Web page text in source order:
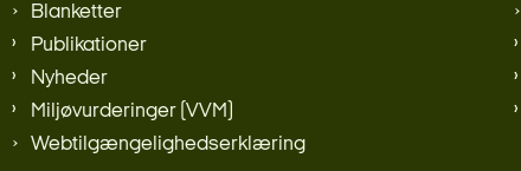
Blanketter
Publikationer
Nyheder
Miljøvurderinger (VVM)
Webtilgængelighedserklæring